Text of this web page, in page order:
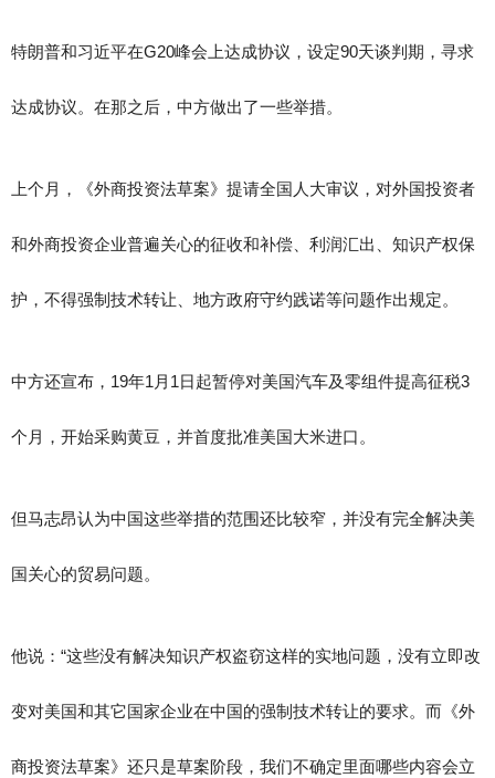
特朗普和习近平在G20峰会上达成协议，设定90天谈判期，寻求
达成协议。在那之后，中方做出了一些举措。
上个月，《外商投资法草案》提请全国人大审议，对外国投资者
和外商投资企业普遍关心的征收和补偿、利润汇出、知识产权保
护，不得强制技术转让、地方政府守约践诺等问题作出规定。
中方还宣布，19年1月1日起暂停对美国汽车及零组件提高征税3
个月，开始采购黄豆，并首度批准美国大米进口。
但马志昂认为中国这些举措的范围还比较窄，并没有完全解决美
国关心的贸易问题。
他说：“这些没有解决知识产权盗窃这样的实地问题，没有立即改
变对美国和其它国家企业在中国的强制技术转让的要求。而《外
商投资法草案》还只是草案阶段，我们不确定里面哪些内容会立